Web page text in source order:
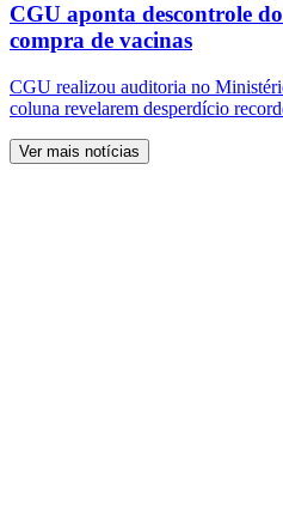
CGU aponta descontrole
compra de vacinas
CGU realizou auditoria no
coluna revelarem desperdício
Ver mais notícias